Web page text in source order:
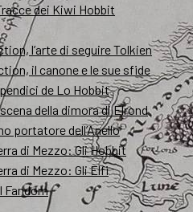
dei Kiwi Hobbit
l’arte di seguire Tolkien
il canone e le sue sfide
de Lo Hobbit
della dimora di Elrond
portatore dell’Anello
di Mezzo: Gli Hobbit
di Mezzo: Gli Elfi
Fandom